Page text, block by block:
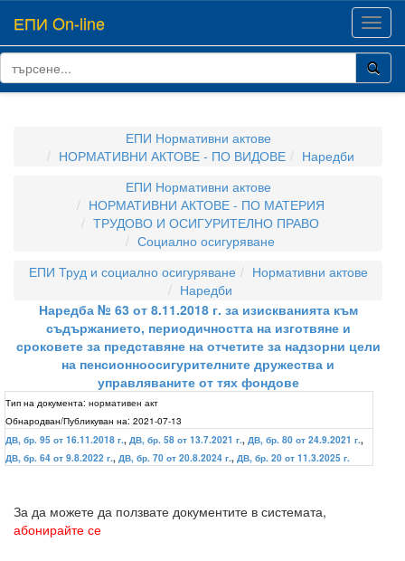
ЕПИ On-line
ЕПИ Нормативни актове
НОРМАТИВНИ АКТОВЕ - ПО ВИДОВЕ
Наредби
ЕПИ Нормативни актове
НОРМАТИВНИ АКТОВЕ - ПО МАТЕРИЯ
ТРУДОВО И ОСИГУРИТЕЛНО ПРАВО
Социално осигуряване
ЕПИ Труд и социално осигуряване
Нормативни актове
Наредби
Наредба № 63 от 8.11.2018 г. за изискванията към
съдържанието, периодичността на изготвяне и
сроковете за представяне на отчетите за надзорни цели
на пенсионноосигурителните дружества и
управляваните от тях фондове
Тип на документа: нормативен акт
Обнародван/Публикуван на: 2021-07-13
ДВ, бр. 95 от 16.11.2018 г., ДВ, бр. 58 от 13.7.2021 г., ДВ, бр. 80 от 24.9.2021 г.,
ДВ, бр. 64 от 9.8.2022 г., ДВ, бр. 70 от 20.8.2024 г., ДВ, бр. 20 от 11.3.2025 г.
За да можете да ползвате документите в системата,
абонирайте се